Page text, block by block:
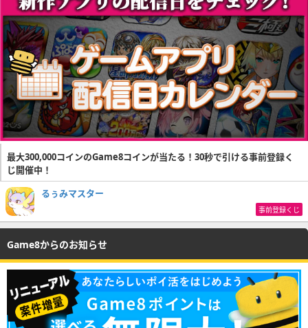
最大300,000コインのGame8コインが当たる！30秒で引ける事前登録く
じ開催中！
るぅみマスター
事前登録くじ
Game8からのお知らせ